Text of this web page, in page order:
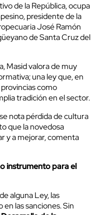
de la República, ocupa
presidente de la
José Ramón
de Santa Cruz del
Masid valora de muy
una ley que, en
como
tradición en el sector.
nota pérdida de cultura
que la novedosa
y a mejorar, comenta
instrumento para el
alguna Ley, las
las sanciones. Sin